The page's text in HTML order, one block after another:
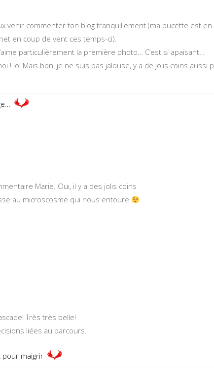
venir commenter ton blog tranquillement (ma pucette est en
en coup de vent ces temps-ci).
particulièrement la première photo… C’est si apaisant…
! lol Mais bon, je ne suis pas jalouse, y a de jolis coins aussi
Marie. Oui, il y a des jolis coins
au microscosme qui nous entoure
Très très belle!
liées au parcours.
maigrir